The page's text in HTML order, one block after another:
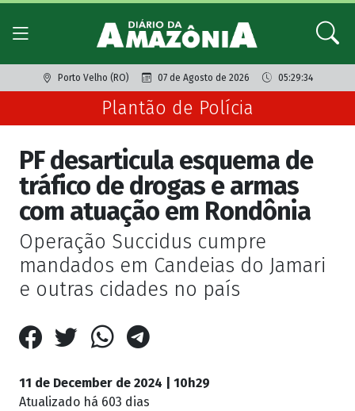
Porto Velho (RO) 07 de Agosto de 2026 05:29:34
Plantão de Polícia
PF desarticula esquema de
tráfico de drogas e armas
com atuação em Rondônia
Operação Succidus cumpre
mandados em Candeias do Jamari
e outras cidades no país
11 de December de 2024 | 10h29
Atualizado há 603 dias